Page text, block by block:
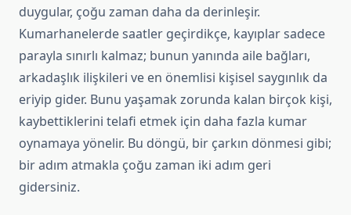
duygular, çoğu zaman daha da derinleşir.
Kumarhanelerde saatler geçirdikçe, kayıplar sadece
parayla sınırlı kalmaz; bunun yanında aile bağları,
arkadaşlık ilişkileri ve en önemlisi kişisel saygınlık da
eriyip gider. Bunu yaşamak zorunda kalan birçok kişi,
kaybettiklerini telafi etmek için daha fazla kumar
oynamaya yönelir. Bu döngü, bir çarkın dönmesi gibi;
bir adım atmakla çoğu zaman iki adım geri
gidersiniz.